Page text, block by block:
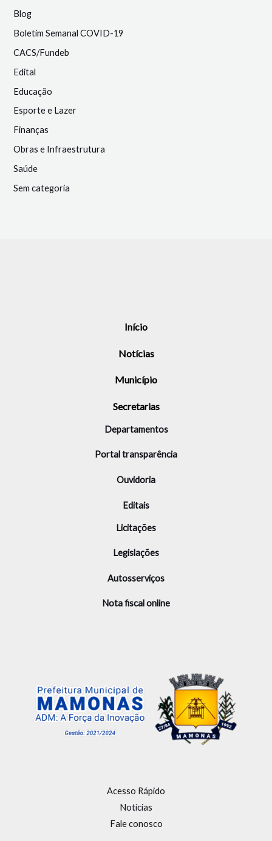
Blog
Boletim Semanal COVID-19
CACS/Fundeb
Edital
Educação
Esporte e Lazer
Finanças
Obras e Infraestrutura
Saúde
Sem categoria
Início
Notícias
Município
Secretarias
Departamentos
Portal transparência
Ouvidoria
Editais
Licitações
Legislações
Autosserviços
Nota fiscal online
Acesso Rápido
Notícias
Fale conosco